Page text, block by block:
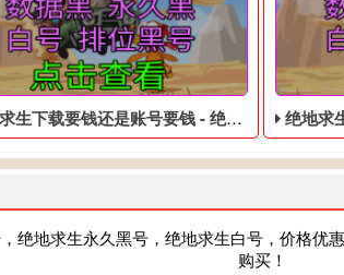
下载要钱还是账号要钱 - 绝地求生免费的账号 绝地求生
绝地求生永久黑号，绝地求生白号，价格
购买！